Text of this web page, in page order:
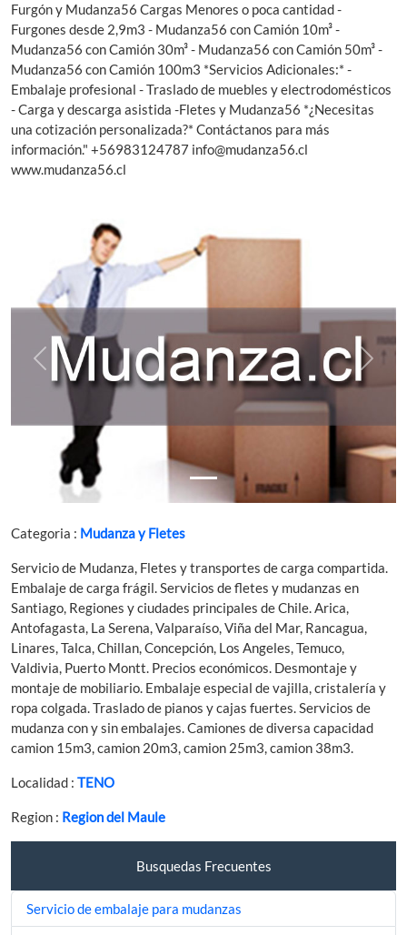
Furgón y Mudanza56 Cargas Menores o poca cantidad -
Furgones desde 2,9m3 - Mudanza56 con Camión 10m³ -
Mudanza56 con Camión 30m³ - Mudanza56 con Camión 50m³ -
Mudanza56 con Camión 100m3 *Servicios Adicionales:* -
Embalaje profesional - Traslado de muebles y electrodomésticos
- Carga y descarga asistida -Fletes y Mudanza56 *¿Necesitas
una cotización personalizada?* Contáctanos para más
información." +56983124787 info@mudanza56.cl
www.mudanza56.cl
Previous Next
Categoria : Mudanza y Fletes
Servicio de Mudanza, Fletes y transportes de carga compartida.
Embalaje de carga frágil. Servicios de fletes y mudanzas en
Santiago, Regiones y ciudades principales de Chile. Arica,
Antofagasta, La Serena, Valparaíso, Viña del Mar, Rancagua,
Linares, Talca, Chillan, Concepción, Los Angeles, Temuco,
Valdivia, Puerto Montt. Precios económicos. Desmontaje y
montaje de mobiliario. Embalaje especial de vajilla, cristalería y
ropa colgada. Traslado de pianos y cajas fuertes. Servicios de
mudanza con y sin embalajes. Camiones de diversa capacidad
camion 15m3, camion 20m3, camion 25m3, camion 38m3.
Localidad : TENO
Region : Region del Maule
Busquedas Frecuentes
Servicio de embalaje para mudanzas